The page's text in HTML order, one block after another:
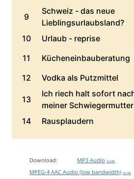
Download: MP3 Audio 63 MB
MPEG-4 AAC Audio (low bandwidth) 34 MB